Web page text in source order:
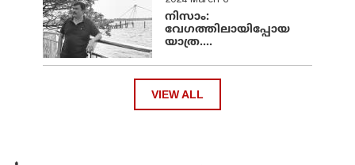
നിസാം:
വേഗത്തിലായിപ്പോയ
യാത്ര....
VIEW ALL